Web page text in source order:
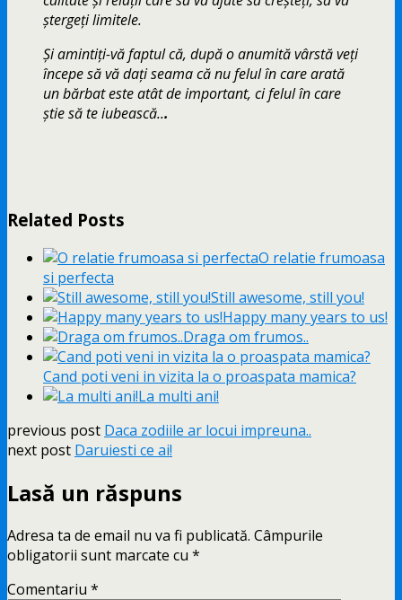
ştergeţi limitele.
Şi amintiţi-vă faptul că, după o anumită vârstă veţi
începe să vă daţi seama că nu felul în care arată
un bărbat este atât de important, ci felul în care
ştie să te iubească...
Related Posts
O relatie frumoasa
si perfecta
Still awesome, still you!
Happy many years to us!
Draga om frumos..
Cand poti veni in vizita la o proaspata mamica?
La multi ani!
previous post Daca zodiile ar locui impreuna..
next post Daruiesti ce ai!
Lasă un răspuns
Adresa ta de email nu va fi publicată. Câmpurile
obligatorii sunt marcate cu *
Comentariu *